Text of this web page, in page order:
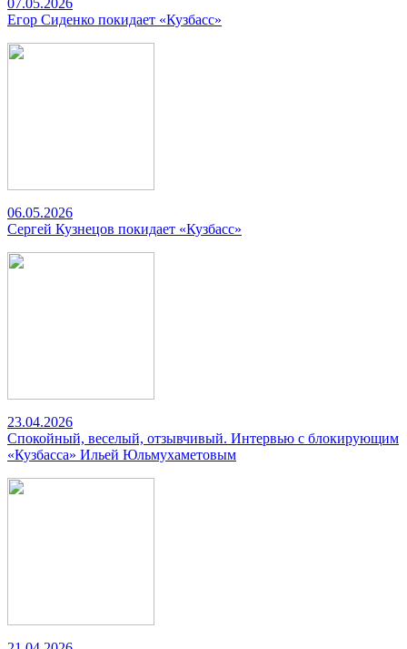
07.05.2026
Егор Сиденко покидает «Кузбасс»
06.05.2026
Сергей Кузнецов покидает «Кузбасс»
23.04.2026
Спокойный, веселый, отзывчивый. Интервью с блокирующим
«Кузбасса» Ильей Юльмухаметовым